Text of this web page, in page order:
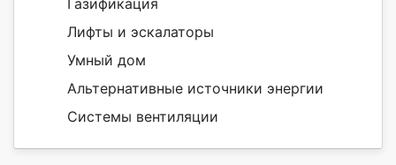
Газификация
Лифты и эскалаторы
Умный дом
Альтернативные источники энергии
Системы вентиляции